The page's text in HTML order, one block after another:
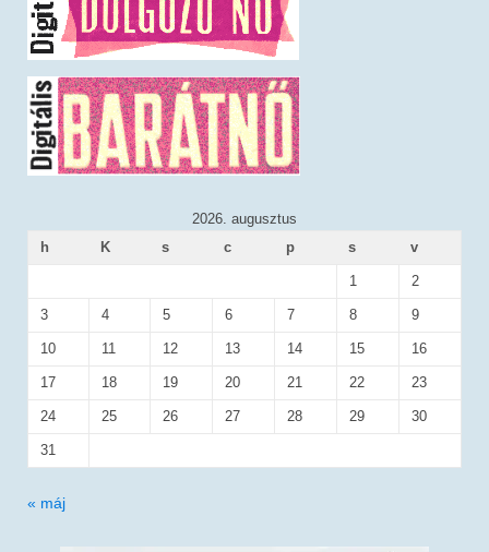
2026. augusztus
h
K s c p s v
1 2
3 4 5 6 7 8 9
10 11 12 13 14 15 16
17 18 19 20 21 22 23
24 25 26 27 28 29 30
31
« máj